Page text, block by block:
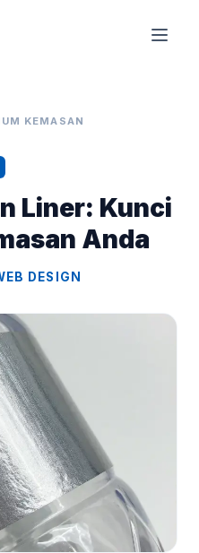
KEMASAN
Liner: Kunci
Anda
DESIGN